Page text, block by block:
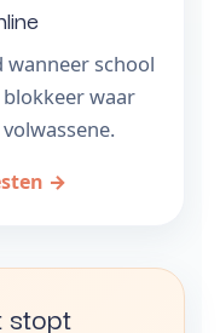
wanneer school
blokkeer waar
→
stopt